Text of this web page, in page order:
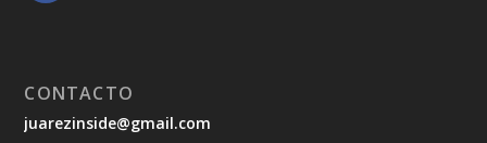
CONTACTO
juarezinside@gmail.com